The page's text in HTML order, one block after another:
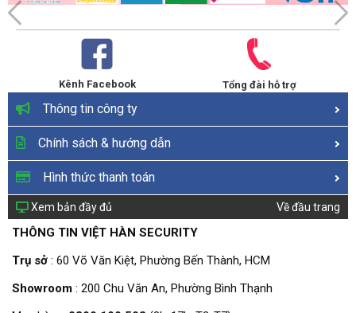
Kênh Facebook Tổng đài hỗ trợ
Thông tin công ty
Chính sách & hướng dẫn
Hình thức thanh toán
Xem bản đầy đủ Về đầu trang
THÔNG TIN VIỆT HÀN SECURITY
Trụ sở : 60 Võ Văn Kiệt, Phường Bến Thành, HCM
Showroom : 200 Chu Văn An, Phường Bình Thạnh